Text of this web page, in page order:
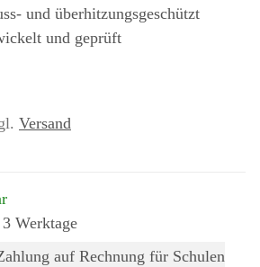
und überhitzungsgeschützt
und geprüft
Versand
Werktage
auf Rechnung für Schulen